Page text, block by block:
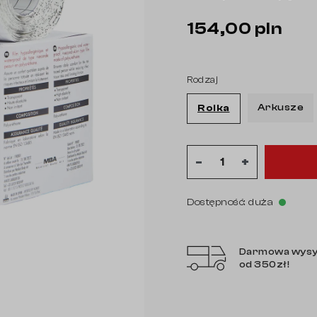
keyboard_arrow_right
154,00 pln
Rodzaj
Rolka Arkusze
Dostępność: duża
- +
Darmowa
od 350zł!